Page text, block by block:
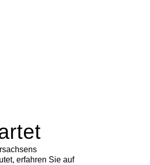
erfahren Sie auf